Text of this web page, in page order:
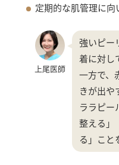
定期的な肌管理に向
上尾医師
強いピー
着に対し
一方で、
きが出や
ララピー
整える」
る」こと